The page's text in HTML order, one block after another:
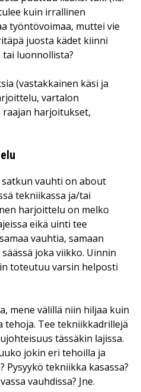
kuin irrallinen
työntövoimaa, muttei vie
juosta kädet kiinni
luonnollista?
(vastakkainen käsi ja
vartalon
harjoitukset,
satkun vauhti on about
tekniikassa ja/tai
harjoittelu on melko
eikä uinti tee
vauhtia, samaan
joka viikko. Uinnin
toteutuu varsin helposti
mene välillä niin hiljaa kuin
tehoja. Tee tekniikkadrillejä
tässäkin lajissa.
jokin eri tehoilla ja
Pysyykö tekniikka kasassa?
vauhdissa? Jne.